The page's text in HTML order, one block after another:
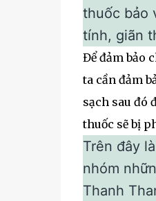
thuốc bảo
tính, giãn
Để đảm bảo
ta cần đảm
sạch sau đó
thuốc sẽ bị
Trên đây
nhóm
Thanh